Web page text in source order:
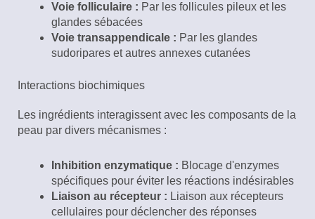
Voie folliculaire : Par les follicules pileux et les
glandes sébacées
Voie transappendicale : Par les glandes
sudoripares et autres annexes cutanées
Interactions biochimiques
Les ingrédients interagissent avec les composants de la
peau par divers mécanismes :
Inhibition enzymatique : Blocage d'enzymes
spécifiques pour éviter les réactions indésirables
Liaison au récepteur : Liaison aux récepteurs
cellulaires pour déclencher des réponses